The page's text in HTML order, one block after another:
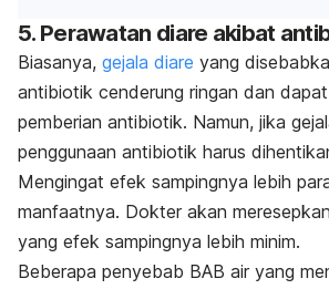
5. Perawatan diare akibat
Biasanya, gejala diare yang
antibiotik cenderung ringan dan
pemberian antibiotik. Namun, jika
penggunaan antibiotik harus
Mengingat efek sampingnya lebih
manfaatnya. Dokter akan
yang efek sampingnya lebih minim.
Beberapa penyebab BAB air yang